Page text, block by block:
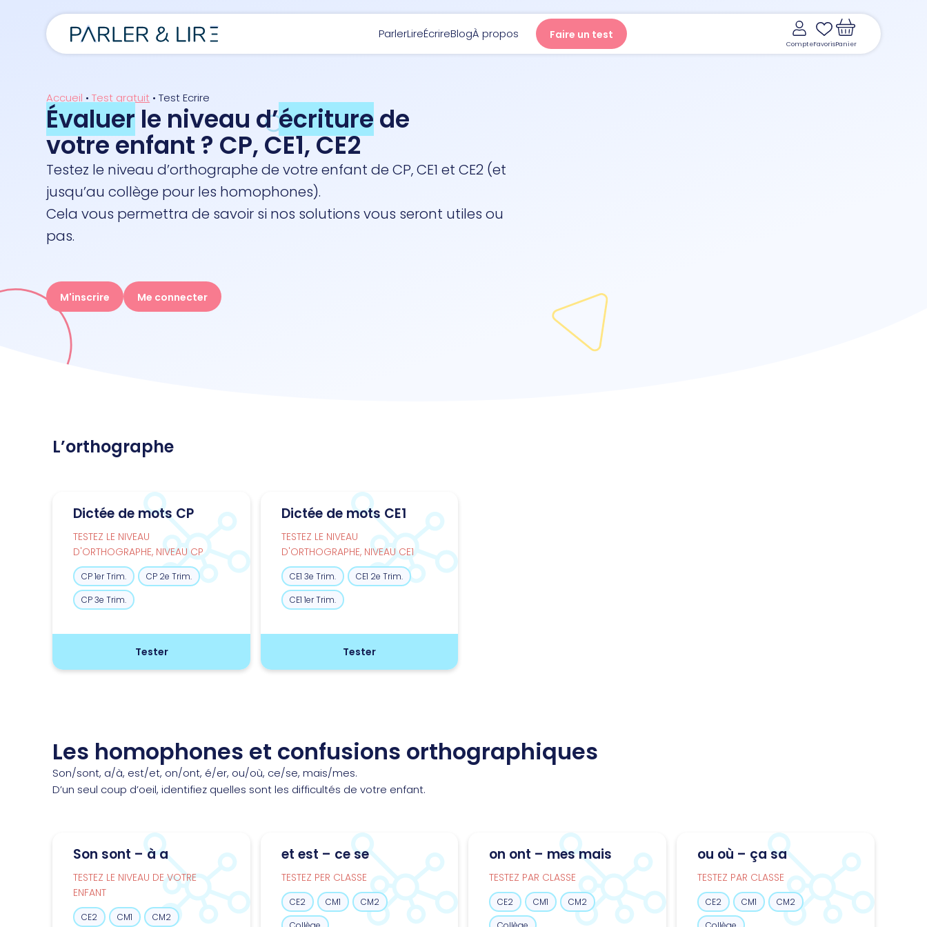
ParlerLireÉcrireBlogÀ propos Faire un test
CompteFavorisPanier
Accueil •Test gratuit •Test Ecrire
Évaluer le niveau d’écriture de
votre enfant ? CP, CE1, CE2
Testez le niveau d’orthographe de votre enfant de CP, CE1 et CE2 (et
jusqu’au collège pour les homophones).
Cela vous permettra de savoir si nos solutions vous seront utiles ou
pas.
M'inscrire Me connecter
L’orthographe
Dictée de mots CP
TESTEZ LE NIVEAU
D'ORTHOGRAPHE, NIVEAU CP
CP 1er Trim.
CP 2e Trim.
CP 3e Trim.
Tester
Dictée de mots CE1
TESTEZ LE NIVEAU
D'ORTHOGRAPHE, NIVEAU CE1
CE1 3e Trim.
CE1 2e Trim.
CE1 1er Trim.
Tester
Les homophones et confusions orthographiques
Son/sont, a/à, est/et, on/ont, é/er, ou/où, ce/se, mais/mes.
D’un seul coup d’oeil, identifiez quelles sont les difficultés de votre enfant.
Son sont – à a
TESTEZ LE NIVEAU DE VOTRE
ENFANT
CE2 CM1
CM2
et est – ce se
TESTEZ PER CLASSE
CE2 CM1
CM2
on ont – mes mais
TESTEZ PAR CLASSE
CE2 CM1
CM2
ou où – ça sa
TESTEZ PAR CLASSE
CE2 CM1
CM2